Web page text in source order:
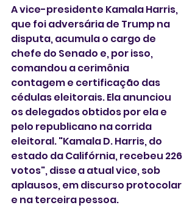
A vice-presidente Kamala Harris,
que foi adversária de Trump na
disputa, acumula o cargo de
chefe do Senado e, por isso,
comandou a cerimônia
contagem e certificação das
cédulas eleitorais. Ela anunciou
os delegados obtidos por ela e
pelo republicano na corrida
eleitoral. "Kamala D. Harris, do
estado da Califórnia, recebeu 226
votos", disse a atual vice, sob
aplausos, em discurso protocolar
e na terceira pessoa.